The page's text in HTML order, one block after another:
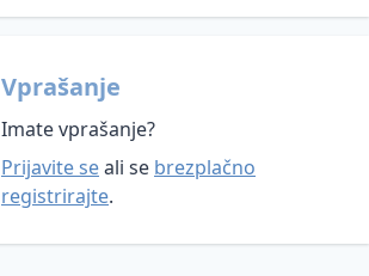
Vprašanje
Imate vprašanje?
Prijavite seali se brezplačno
registrirajte.